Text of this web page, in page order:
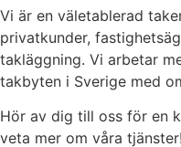
Vi är en väletablerad
privatkunder,
takläggning. Vi arbetar
takbyten i Sverige med
Hör av dig till oss för en
veta mer om våra tjänster!